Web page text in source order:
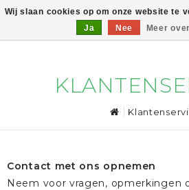
Contact met ons opnemen
Neem voor vragen, opmerkingen
Wij slaan cookies op om onze website te
Ja
Nee Meer